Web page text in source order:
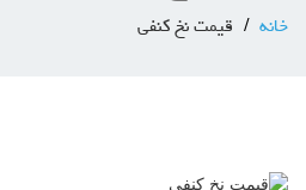
خانه قیمت نخ کنفی